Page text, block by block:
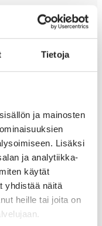
Tietoja
ja mainosten
Lisäksi
ja analytiikka-
käytät
yhdistää näitä
heille tai joita on
Suomessa
eivät omin varoin
Lomaa ei voida
annetut
käsittelijöiden